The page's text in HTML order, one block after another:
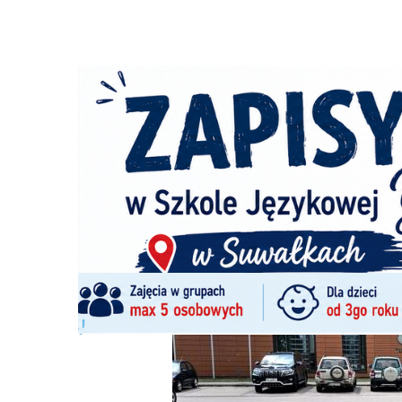
Ścieżka
nawigacyjna
Strona główna
WIADOMOŚCI Z REGIONU 22/07/2024 / 5 Komentarzy
Wyznaczanie terenów